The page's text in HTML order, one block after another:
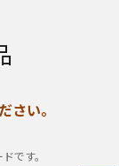
さい。
です。